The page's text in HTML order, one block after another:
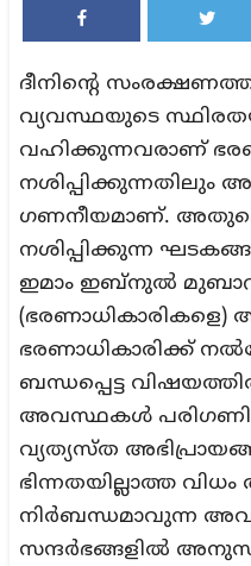
ദീനിന്റെ
വ്യവസ്ഥയുടെ
വഹിക്കുന്നവരാണ്
നശിപ്പിക്കുന്നതിലും
ഗണനീയമാണ്.
നശിപ്പിക്കുന്ന
ഇമാം ഇബ്നുൽ
(ഭരണാധികാരികളെ)
ഭരണാധികാരിക്ക്
ബന്ധപ്പെട്ട
അവസ്ഥകൾ
വ്യത്യസ്ത
ഭിന്നതയില്ലാത്ത
നിർബന്ധമാവുന്ന
സന്ദർഭങ്ങളിൽ